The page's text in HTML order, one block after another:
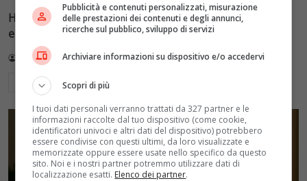
House of the Dragon 3, episodio 6: una morte
eccellente apre ‘Faceless Men’ e mette tutti in pericolo
Redazione VelvetMAG 4 Agosto 2026
Leggi di più
Pubblicità e contenuti personalizzati, misurazione
delle prestazioni dei contenuti e degli annunci,
ricerche sul pubblico, sviluppo di servizi
Archiviare informazioni su dispositivo e/o accedervi
Scopri di più
I tuoi dati personali verranno trattati da 327 partner e le
informazioni raccolte dal tuo dispositivo (come cookie,
identificatori univoci e altri dati del dispositivo) potrebbero
essere condivise con questi ultimi, da loro visualizzate e
memorizzate oppure essere usate nello specifico da questo
sito. Noi e i nostri partner potremmo utilizzare dati di
localizzazione esatti. Elenco dei partner.